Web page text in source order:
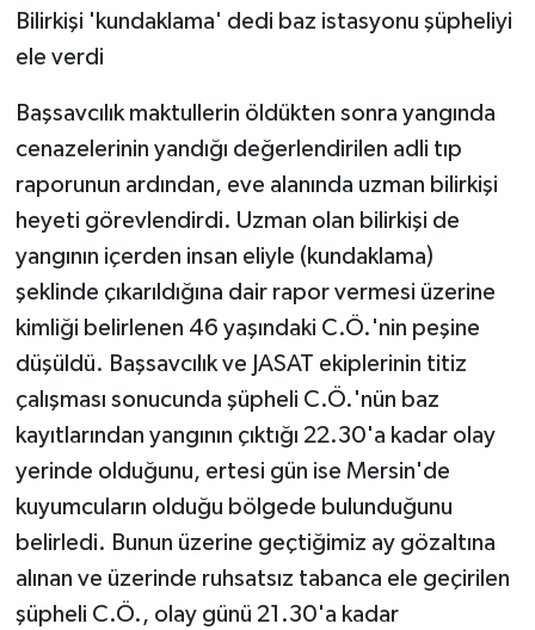
Bilirkişi 'kundaklama' dedi baz istasyonu şüpheliyi
ele verdi
Başsavcılık maktullerin öldükten sonra yangında
cenazelerinin yandığı değerlendirilen adli tıp
raporunun ardından, eve alanında uzman bilirkişi
heyeti görevlendirdi. Uzman olan bilirkişi de
yangının içerden insan eliyle (kundaklama)
şeklinde çıkarıldığına dair rapor vermesi üzerine
kimliği belirlenen 46 yaşındaki C.Ö.'nin peşine
düşüldü. Başsavcılık ve JASAT ekiplerinin titiz
çalışması sonucunda şüpheli C.Ö.'nün baz
kayıtlarından yangının çıktığı 22.30'a kadar olay
yerinde olduğunu, ertesi gün ise Mersin'de
kuyumcuların olduğu bölgede bulunduğunu
belirledi. Bunun üzerine geçtiğimiz ay gözaltına
alınan ve üzerinde ruhsatsız tabanca ele geçirilen
şüpheli C.Ö., olay günü 21.30'a kadar